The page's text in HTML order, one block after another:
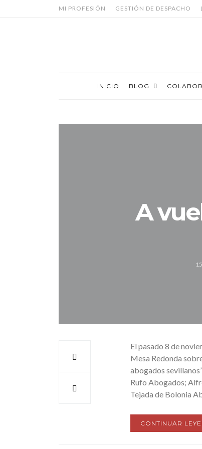
MI PROFESIÓN GESTIÓN DE DESPACHO
INICIO BLOG
A
El pasado 8 de
Mesa Redonda
abogados
Rufo Abogados;
Tejada de Bolonia
CONTINUAR